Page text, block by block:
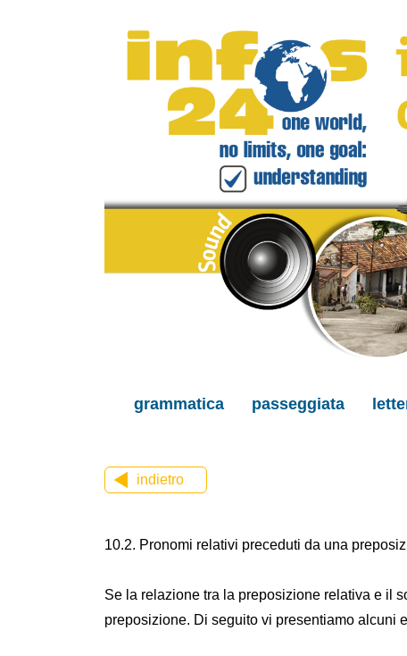
grammatica passeggiata
indietro
10.2. Pronomi relativi preceduti da una
Se la relazione tra la preposizione relativa e il
preposizione. Di seguito vi presentiamo alcuni